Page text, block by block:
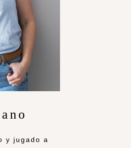
y jugado a